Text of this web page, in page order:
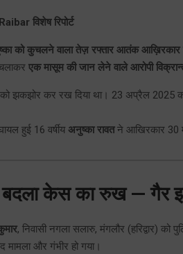
विशेष रिपोर्ट
को कुचलने वाला तेज़ रफ्तार आतंक
एक मासूम की जान लेने वाले आरोपी
झकझोर कर रख दिया था। 23 अप्रैल 2025
हुई 16 वर्षीय अनुष्का रावतने आखिरकार 30
केस का रुख — गैर
, निवासी नगला सलारु, मंगलौर (हरिद्वार) को
मामला और गंभीर हो गया।